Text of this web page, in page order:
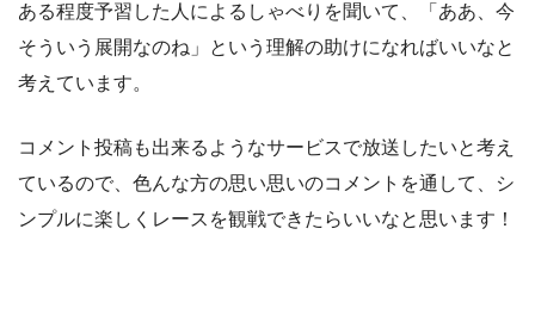
ある程度予習した人によるしゃべりを聞いて、「ああ、今
そういう展開なのね」という理解の助けになればいいなと
考えています。
コメント投稿も出来るようなサービスで放送したいと考え
ているので、色んな方の思い思いのコメントを通して、シ
ンプルに楽しくレースを観戦できたらいいなと思います！